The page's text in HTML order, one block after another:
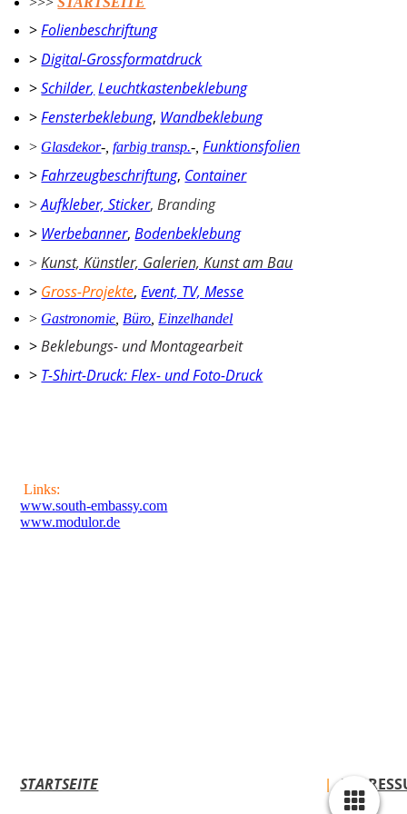
>Folienbeschriftung
>Digital-Grossformatdruck
>Schilder, Leuchtkastenbeklebung
>Fensterbeklebung, Wandbeklebung
> Glasdekor- ,farbig transp.- Funktionsfolien
>Fahrzeugbeschriftung, Container
>Aufkleber, Sticker,Branding
> Werbebanner,Bodenbeklebung
> Kunst, Künstler, Galerien, Kunst am Bau
> Gross-Projekte,Event, TV, Messe
> Gastronomie Büro Einzelhandel
>Beklebungs- und Montagearbeit
> T-Shirt-Druck: Flex- und Foto-Druck
Links:
www.south-embassy.com
www.modulor.de
STARTSEITE